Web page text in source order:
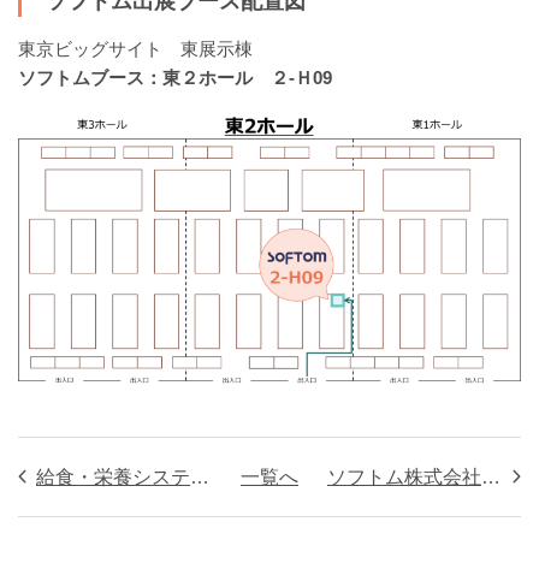
東京ビッグサイト 東展示棟
ソフトムブース：東２ホール ２-Ｈ09
給食・栄養システム 切替支援キャンペーンのお知らせ 一覧へ ソフトム株式会社 本社移転のお知らせ